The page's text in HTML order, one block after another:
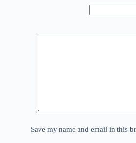
Save my name and email in this